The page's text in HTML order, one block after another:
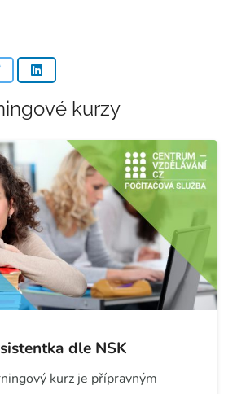
kurzy
dle NSK
kurz je přípravným